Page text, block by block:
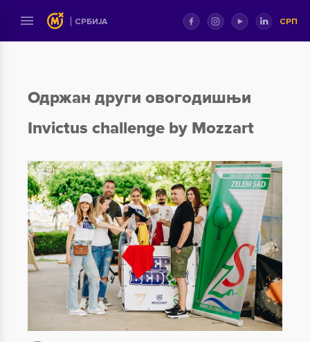
СРБИЈА СРП
Одржан други овогодишњи
Invictus challenge by Mozzart